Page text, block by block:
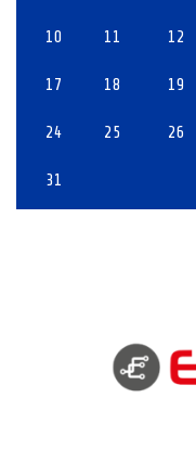
10 11 12
17 18 19
24 25 26
31